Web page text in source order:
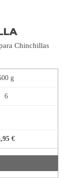
Chinchillas
g
6
€